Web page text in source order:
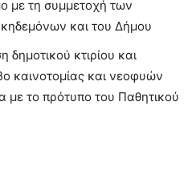
με τη συμμετοχή των
και του Δήμου
δημοτικού κτιρίου και
καινοτομίας και νεοφυών
με το πρότυπο του Παθητικού